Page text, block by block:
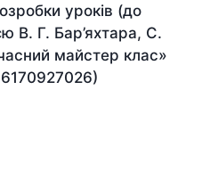
уроків (до
В. Г. Бар’яхтара, С.
майстер клас»